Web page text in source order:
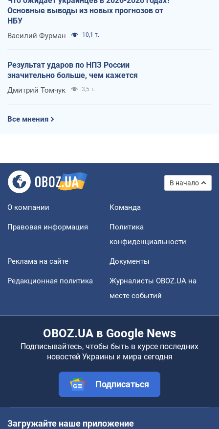
Основные выводы из новых прогнозов от
НБУ
Василий Фурман 10,1 т.
Результат ударов по НПЗ России
значительно больше, чем кажется
Дмитрий Томчук 3,5 т.
Все мнения
В начало
О компании Команда
Правовая информация
Политика
конфиденциальности
Реклама на сайте Документы
Редакционная политика
Журналисты OBOZ.UA на
месте событий
OBOZ.UA в Google News
Подписывайтесь, чтобы быть в курсе последних
новостей Украины и мира сегодня
Подписаться
Загружайте наше приложение